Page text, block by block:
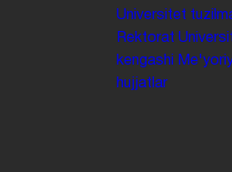
Universitet
Rektorat
kengashi
hujjatlar